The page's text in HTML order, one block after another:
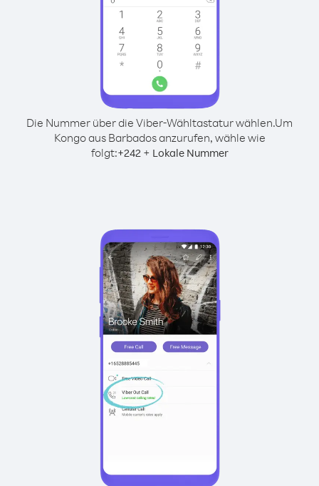
Die Nummer über die Viber-Wähltastatur wählen.Um
Kongo aus Barbados anzurufen, wähle wie
folgt:+242+ Lokale Nummer